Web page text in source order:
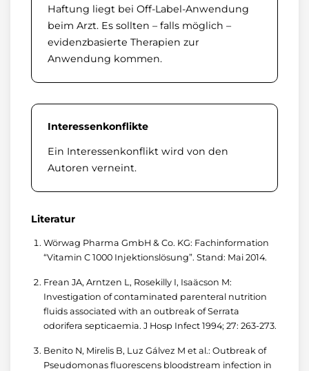
Haftung liegt bei Off-Label-Anwendung
beim Arzt. Es sollten – falls möglich –
evidenzbasierte Therapien zur
Anwendung kommen.
Interessenkonflikte
Ein Interessenkonflikt wird von den
Autoren verneint.
Literatur
Wörwag Pharma GmbH & Co. KG: Fachinformation
“Vitamin C 1000 Injektionslösung”. Stand: Mai 2014.
Frean JA, Arntzen L, Rosekilly I, Isaäcson M:
Investigation of contaminated parenteral nutrition
fluids associated with an outbreak of Serrata
odorifera septicaemia. J Hosp Infect 1994; 27: 263-273.
Benito N, Mirelis B, Luz Gálvez M et al.: Outbreak of
Pseudomonas fluorescens bloodstream infection in